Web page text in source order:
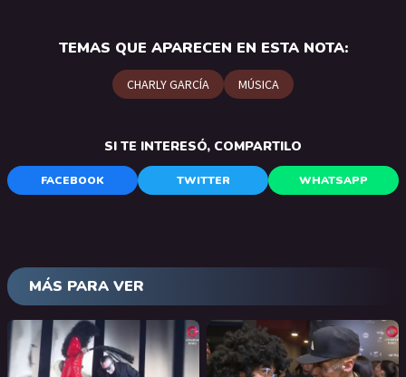
TEMAS QUE APARECEN EN ESTA NOTA:
CHARLY GARCÍA MÚSICA
SI TE INTERESÓ, COMPARTILO
FACEBOOK TWITTER WHATSAPP
MÁS PARA VER